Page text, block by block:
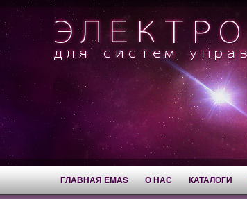
ГЛАВНАЯ EMAS О НАС КАТАЛОГИ